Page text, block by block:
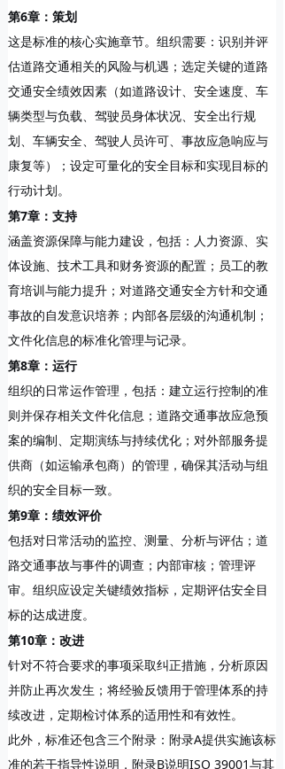
第6章：策划
这是标准的核心实施章节。组织需要：识别并评
估道路交通相关的风险与机遇；选定关键的道路
交通安全绩效因素（如道路设计、安全速度、车
辆类型与负载、驾驶员身体状况、安全出行规
划、车辆安全、驾驶人员许可、事故应急响应与
康复等）；设定可量化的安全目标和实现目标的
行动计划。
第7章：支持
涵盖资源保障与能力建设，包括：人力资源、实
体设施、技术工具和财务资源的配置；员工的教
育培训与能力提升；对道路交通安全方针和交通
事故的自发意识培养；内部各层级的沟通机制；
文件化信息的标准化管理与记录。
第8章：运行
组织的日常运作管理，包括：建立运行控制的准
则并保存相关文件化信息；道路交通事故应急预
案的编制、定期演练与持续优化；对外部服务提
供商（如运输承包商）的管理，确保其活动与组
织的安全目标一致。
第9章：绩效评价
包括对日常活动的监控、测量、分析与评估；道
路交通事故与事件的调查；内部审核；管理评
审。组织应设定关键绩效指标，定期评估安全目
标的达成进度。
第10章：改进
针对不符合要求的事项采取纠正措施，分析原因
并防止再次发生；将经验反馈用于管理体系的持
续改进，定期检讨体系的适用性和有效性。
此外，标准还包含三个附录：附录A提供实施该标
准的若干指导性说明，附录B说明ISO 39001与其